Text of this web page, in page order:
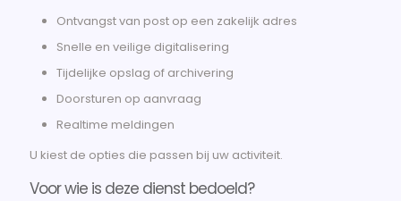
Ontvangst van post op een zakelijk adres
Snelle en veilige digitalisering
Tijdelijke opslag of archivering
Doorsturen op aanvraag
Realtime meldingen
U kiest de opties die passen bij uw activiteit.
Voor wie is deze dienst bedoeld?